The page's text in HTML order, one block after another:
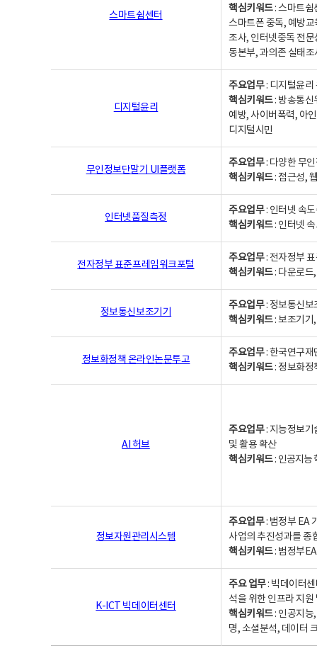
스마트쉼센터
핵심키워드: 스마트쉼
스마트폰 중독, 예방
조사, 인터넷중독 전
동본부, 과의존 실태
디지털윤리
주요업무: 디지털윤리
핵심키워드: 방송통신
예방, 사이버폭력, 아
디지털시민
무인정보단말기 UI플랫폼
주요업무: 다양한 무
핵심키워드: 접근성,
인터넷품질측정
주요업무: 인터넷 속
핵심키워드: 인터넷
전자정부 표준프레임워크포털
주요업무: 전자정부
핵심키워드: 다운로드
정보통신보조기기
주요업무: 정보통신보
핵심키워드: 보조기기
정보화정책 온라인논문투고
주요업무: 한국연구재
핵심키워드: 정보화
AI 허브
주요업무: 지능정보기
및 활용 확산
핵심키워드: 인공지능
정보자원관리시스템
주요업무: 범정부 EA
사업의 추진성과를 종
핵심키워드: 범정부
K-ICT 빅데이터센터
주요 업무: 빅데이터
석을 위한 인프라 지원
핵심키워드: 인공지능
명, 소셜분석, 데이터